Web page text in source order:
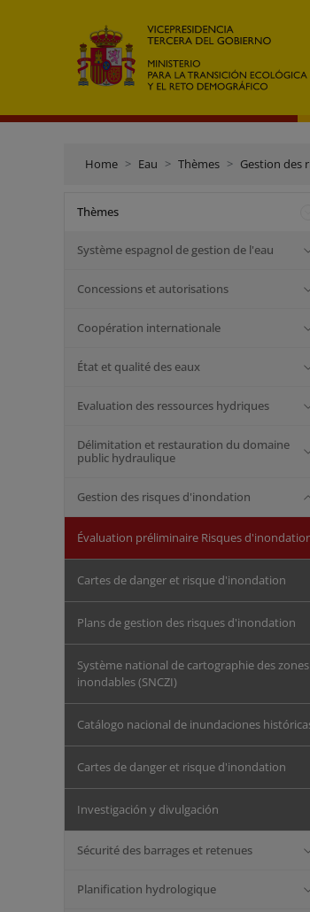
Home Eau Thèmes Gestion des
Thèmes
Système espagnol de gestion de l'eau
Concessions et autorisations
Coopération internationale
État et qualité des eaux
Evaluation des ressources hydriques
Délimitation et restauration du domaine
public hydraulique
Gestion des risques d'inondation
Évaluation préliminaire Risques
Cartes de danger et risque d'inondation
Plans de gestion des risques d'inondation
Système national de cartographie des zones
inondables (SNCZI)
Catálogo nacional de inundaciones
Cartes de danger et risque d'inondation
Investigación y divulgación
Sécurité des barrages et retenues
Planification hydrologique